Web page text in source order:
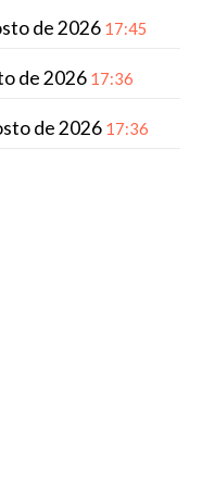
de 2026 17:45
de 2026 17:36
de 2026 17:36